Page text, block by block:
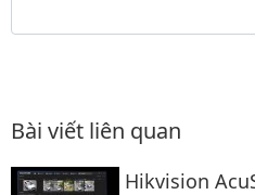
Bài viết liên quan
Hikvision